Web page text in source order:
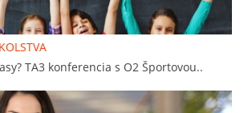
TA3 konferencia s O2 Športovou..